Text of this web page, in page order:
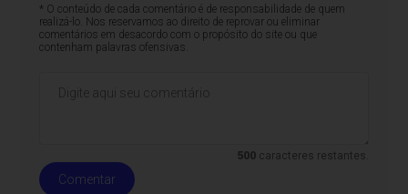
* O conteúdo de cada comentário é de responsabilidade de quem
realizá-lo. Nos reservamos ao direito de reprovar ou eliminar
comentários em desacordo com o propósito do site ou que
contenham palavras ofensivas.
500 caracteres restantes.
Comentar